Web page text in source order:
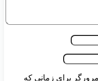
برای زمانی که